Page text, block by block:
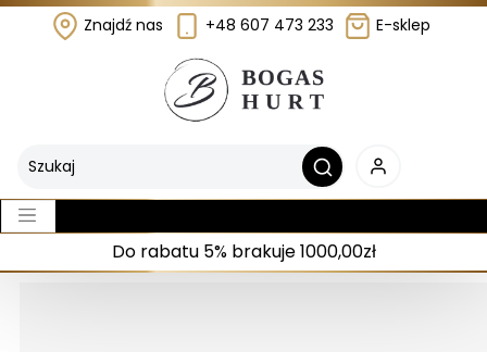
Znajdź nas +48 607 473 233 E-sklep
Do rabatu 5% brakuje 1000,00zł